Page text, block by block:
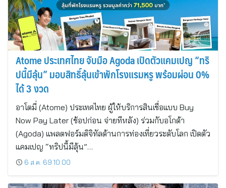
Atome ประเทศไทย จับมือ Agoda เปิดตัวแคมเปญ “ทริ
ปนี้มีลุ้น” มอบสิทธิ์ลุ้นเข้าพักโรงแรมหรู พร้อมผ่อน 0%
ได้ 3 งวด
อาโตมี่ (Atome) ประเทศไทย ผู้ให้บริการสินเชื่อแบบ Buy
Now Pay Later (ช้อปก่อน จ่ายทีหลัง) ร่วมกับอโกด้า
(Agoda) แพลตฟอร์มดิจิทัลด้านการท่องเที่ยวระดับโลก เปิดตัว
แคมเปญ “ทริปนี้มีลุ้น”…
6 ส.ค. 69 10:00